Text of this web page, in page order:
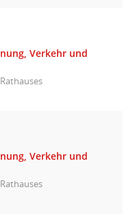
Verkehr und
Verkehr und